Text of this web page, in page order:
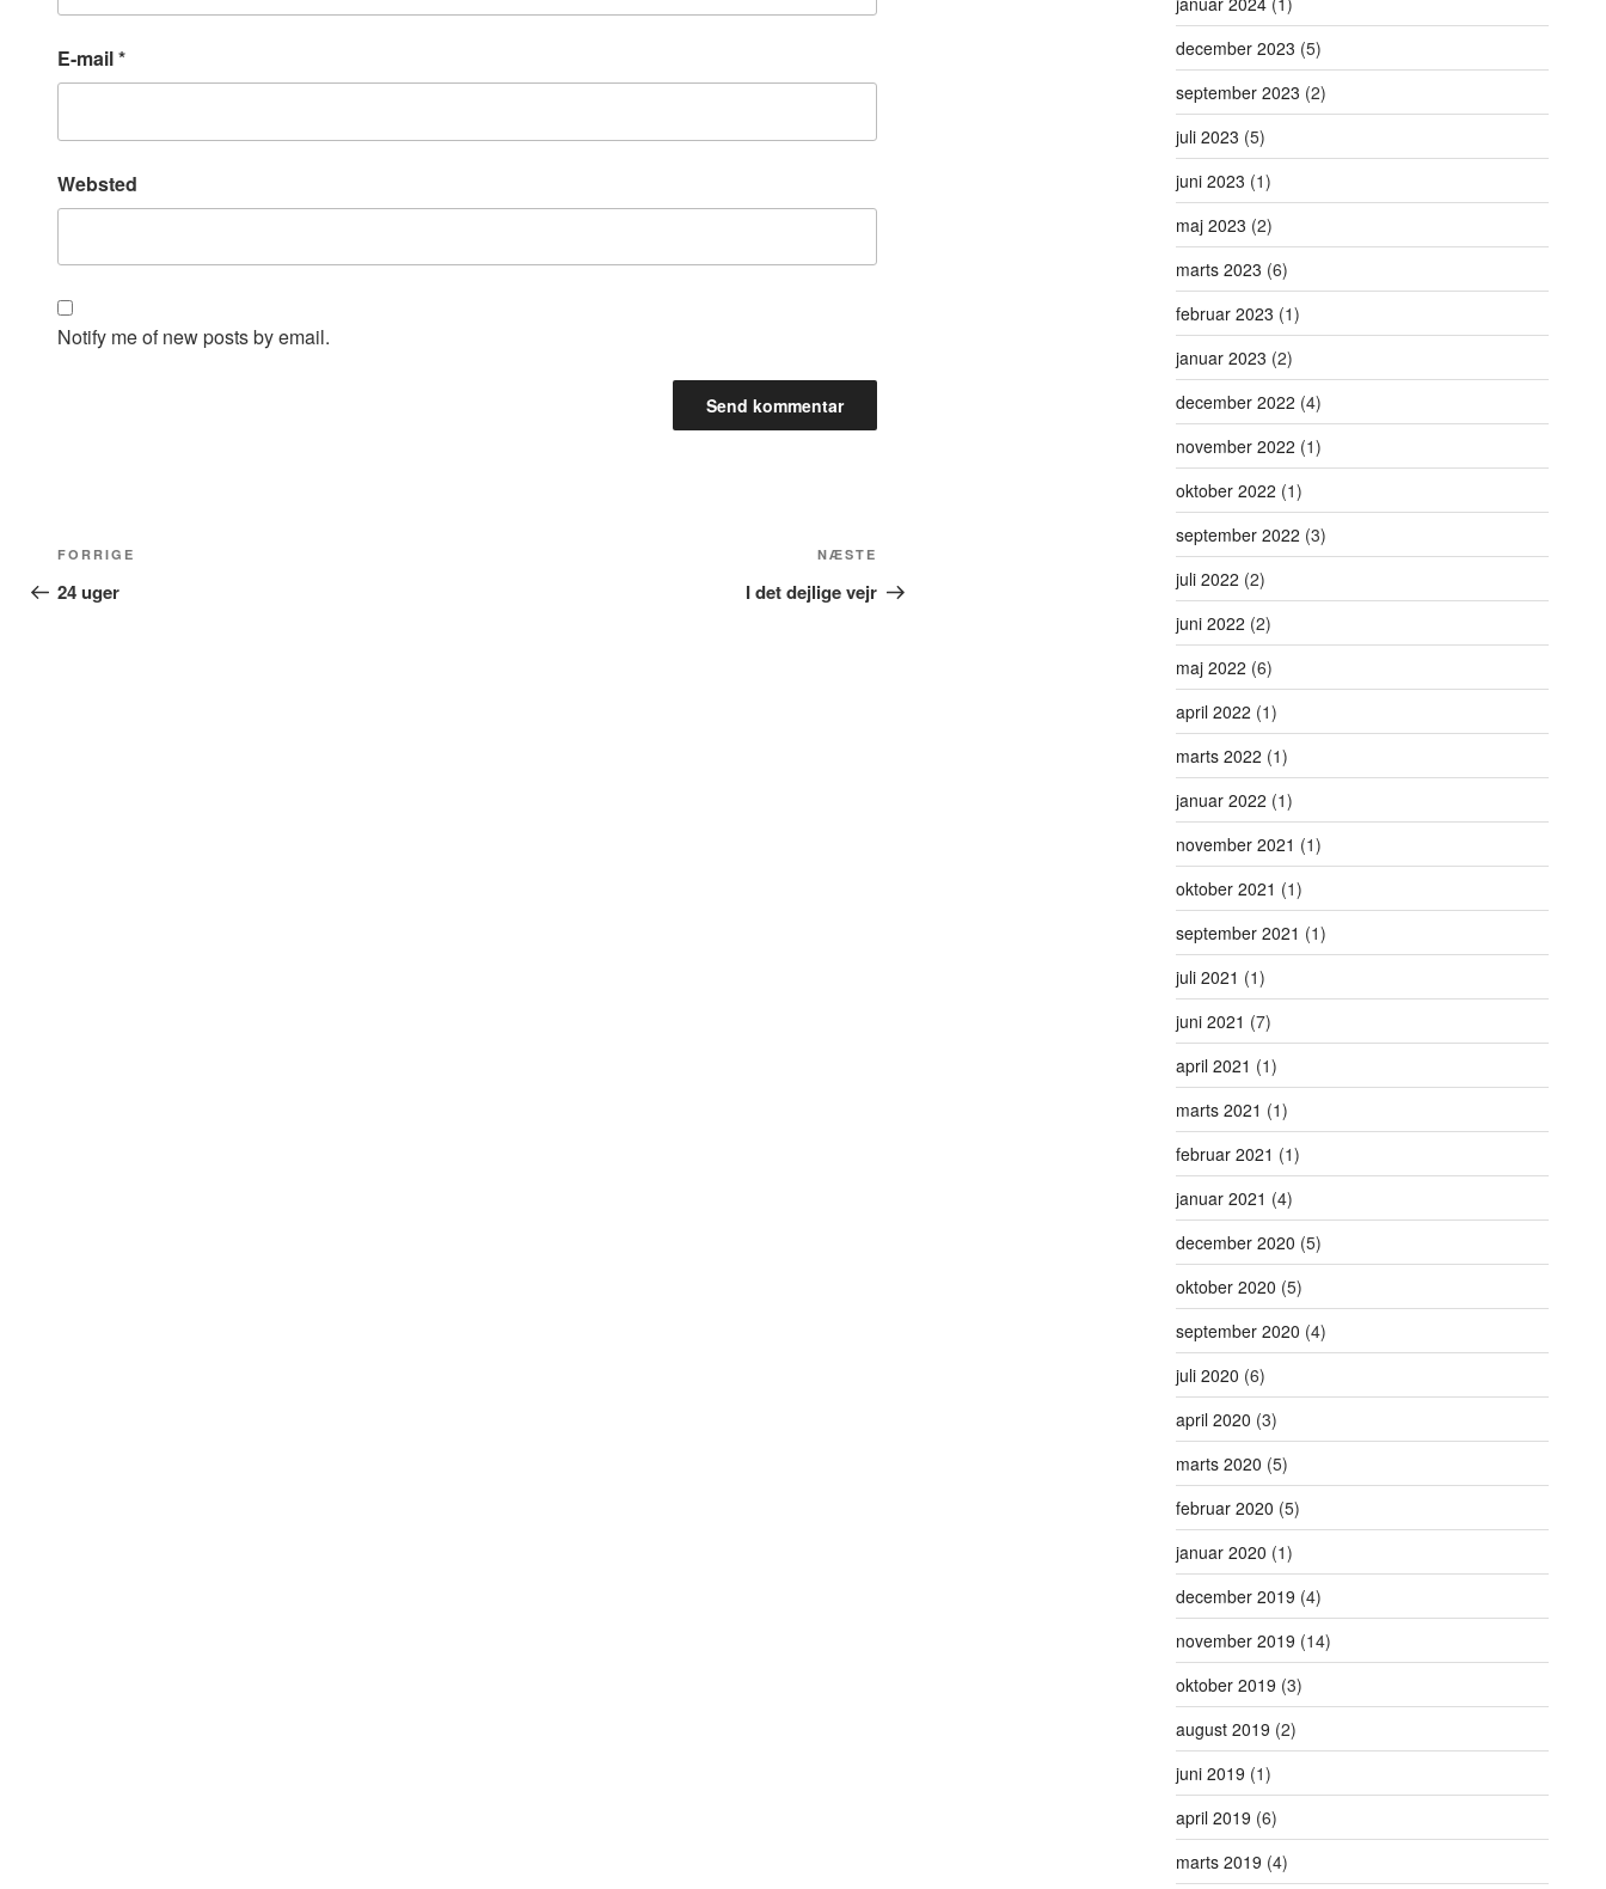
E-mail*
Websted
Notify me of new posts by email.
Indlægsnavigation
Forrige
indlæg
FORRIGE
24 uger
indlæg
NÆSTE
I det dejlige vejr
december 2023 (5)
september 2023 (2)
juli 2023 (5)
juni 2023 (1)
maj 2023 (2)
marts 2023 (6)
februar 2023 (1)
januar 2023 (2)
december 2022 (4)
november 2022 (1)
oktober 2022 (1)
september 2022 (3)
juli 2022 (2)
juni 2022 (2)
maj 2022 (6)
april 2022 (1)
marts 2022 (1)
januar 2022 (1)
november 2021 (1)
oktober 2021 (1)
september 2021 (1)
juli 2021 (1)
juni 2021 (7)
april 2021 (1)
marts 2021 (1)
februar 2021 (1)
januar 2021 (4)
december 2020 (5)
oktober 2020 (5)
september 2020 (4)
juli 2020 (6)
april 2020 (3)
marts 2020 (5)
februar 2020 (5)
januar 2020 (1)
december 2019 (4)
november 2019 (14)
oktober 2019 (3)
august 2019 (2)
juni 2019 (1)
april 2019 (6)
marts 2019 (4)